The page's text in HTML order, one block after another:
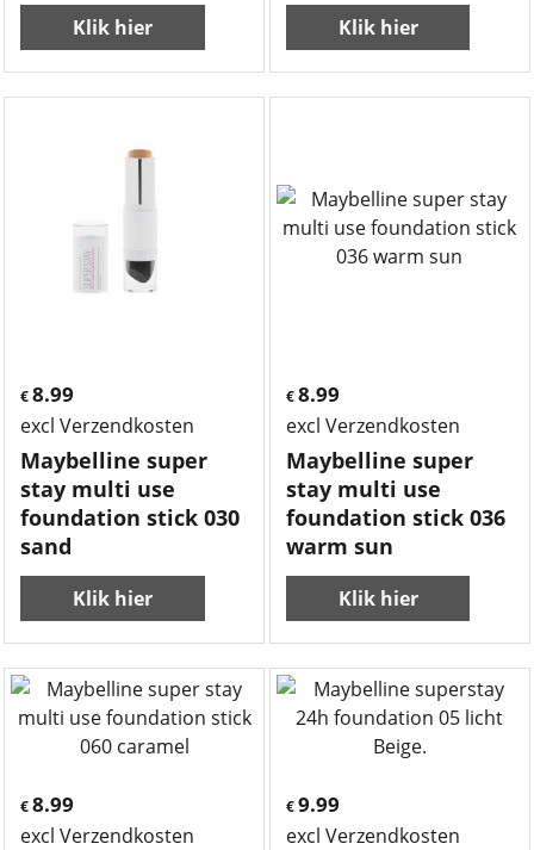
Klik hier Klik hier
€ 8.99
excl Verzendkosten
Maybelline super
stay multi use
foundation stick 030
sand
Klik hier
€8.99
excl Verzendkosten
Maybelline super
stay multi use
foundation stick 036
warm sun
Klik hier
€ 8.99
excl Verzendkosten
€9.99
excl Verzendkosten